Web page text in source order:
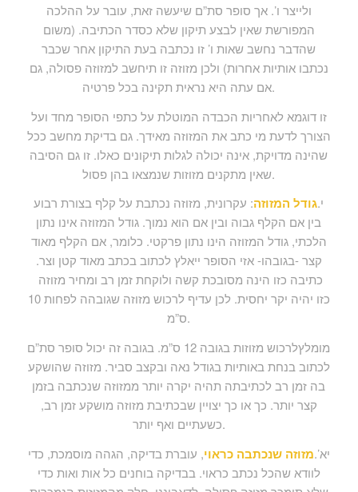
ולייצר ו’. אך סופר סת”ם שיעשה זאת, עובר על ההלכה
המפורשת שאין לבצע תיקון שלא כסדר הכתיבה. (משום
שהדבר נחשב שאות ו’ זו נכתבה בעת התיקון אחר שכבר
נכתבו אותיות אחרות) ולכן מזוזה זו תיחשב למזוזה פסולה, גם
אם עתה היא נראית תקינה בכל פרטיה.
זו דוגמא לאחריות הכבדה המוטלת על כתפי הסופר מחד ועל
הצורך לדעת מי כתב את המזוזה מאידך. גם בדיקת מחשב ככל
שהינה מדויקת, אינה יכולה לגלות תיקונים כאלו. זו גם הסיבה
שאין מתקנים מזוזות שנמצאו בהן פסול.
י.גודל המזוזה: עקרונית, מזוזה נכתבת על קלף בצורת רבוע
בין אם הקלף גבוה ובין אם הוא נמוך. גודל המזוזה אינו נתון
הלכתי, גודל המזוזה הינו נתון פרקטי. כלומר, אם הקלף מאוד
קצר -בגובהו- אזי הסופר ייאלץ לכתוב בכתב מאוד קטן וצר.
כתיבה כזו הינה מסובכת קשה ולוקחת זמן רב ומחיר מזוזה
כזו יהיה יקר יחסית. לכן עדיף לרכוש מזוזה שגובהה לפחות 10
ס”מ.
מומלץלרכוש מזוזות בגובה 12 ס”מ. בגובה זה יכול סופר סת”ם
לכתוב בנחת באותיות בגודל נאה ובקצב סביר. מזוזה שהושקע
בה זמן רב לכתיבתה תהיה יקרה יותר ממזוזה שנכתבה בזמן
קצר יותר. כך או כך יצויין שבכתיבת מזוזה מושקע זמן רב,
כשעתיים ואף יותר.
יא’.מזוזה שנכתבה כראוי, עוברת בדיקה, הגהה מוסמכת, כדי
לוודא שהכל נכתב כראוי. בבדיקה בוחנים כל אות ואות כדי